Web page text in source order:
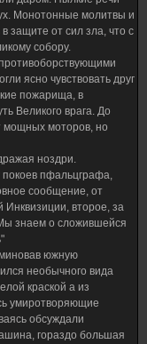
Монотонные молитвы и
защите от сил зла, что с
собору.
ясно чувствовать друг
пожарища, в
Великого врага. До
мощных моторов, но
ноздри.
пфальцграфа,
сообщение, от
Инквизиции, второе, за
знаем о сложившейся
южную
необычного вида
краской а из
умиротворяющие
обсуждали
гораздо большая